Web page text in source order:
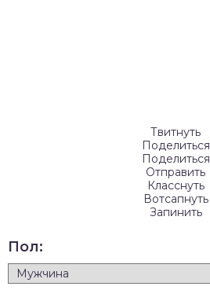
Твитнуть
Поделиться
Поделиться
Отправить
Класснуть
Вотсапнуть
Запинить
Пол: